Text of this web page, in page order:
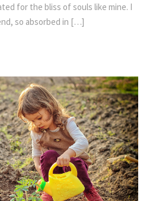
for the bliss of souls like mine. I
so absorbed in […]